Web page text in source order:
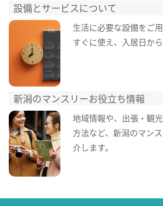
設備とサービスについて
生活に必要な設備をご
すぐに使え、入居日か
新潟のマンスリーお役立ち情報
地域情報や、出張・観
方法など、新潟のマン
介します。